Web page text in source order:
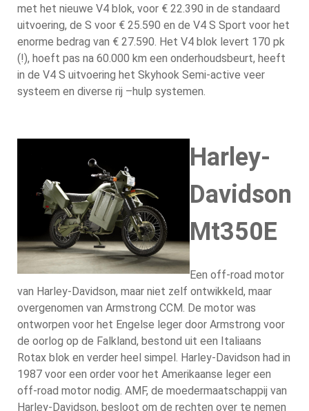
met het nieuwe V4 blok, voor € 22.390 in de standaard
uitvoering, de S voor € 25.590 en de V4 S Sport voor het
enorme bedrag van € 27.590. Het V4 blok levert 170 pk
(!), hoeft pas na 60.000 km een onderhoudsbeurt, heeft
in de V4 S uitvoering het Skyhook Semi-active veer
systeem en diverse rij –hulp systemen.
Harley-
Davidson
Mt350E
Een off-road motor
van Harley-Davidson, maar niet zelf ontwikkeld, maar
overgenomen van Armstrong CCM. De motor was
ontworpen voor het Engelse leger door Armstrong voor
de oorlog op de Falkland, bestond uit een Italiaans
Rotax blok en verder heel simpel. Harley-Davidson had in
1987 voor een order voor het Amerikaanse leger een
off-road motor nodig. AMF, de moedermaatschappij van
Harley-Davidson, besloot om de rechten over te nemen